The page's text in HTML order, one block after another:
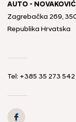
AUTO -
Zagrebačka 269,
Republika Hrvatska
Tel: +385 35 273 542